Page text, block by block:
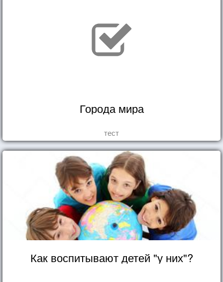
Города мира
тест
Как воспитывают детей "у них"?